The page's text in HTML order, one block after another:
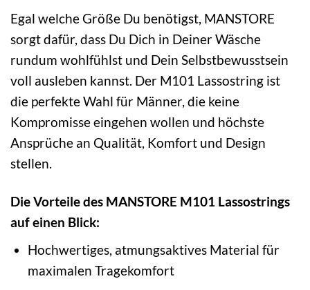
Egal welche Größe Du benötigst, MANSTORE
sorgt dafür, dass Du Dich in Deiner Wäsche
rundum wohlfühlst und Dein Selbstbewusstsein
voll ausleben kannst. Der M101 Lassostring ist
die perfekte Wahl für Männer, die keine
Kompromisse eingehen wollen und höchste
Ansprüche an Qualität, Komfort und Design
stellen.
Die Vorteile des MANSTORE M101 Lassostrings
auf einen Blick:
Hochwertiges, atmungsaktives Material für
maximalen Tragekomfort